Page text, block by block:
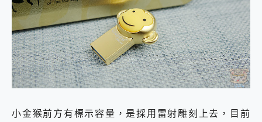
小金猴前方有標示容量，是採用雷射雕刻上去，目前